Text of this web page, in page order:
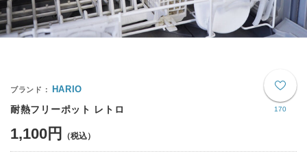
170
HARIO
耐熱フリーポット レトロ
1,100円